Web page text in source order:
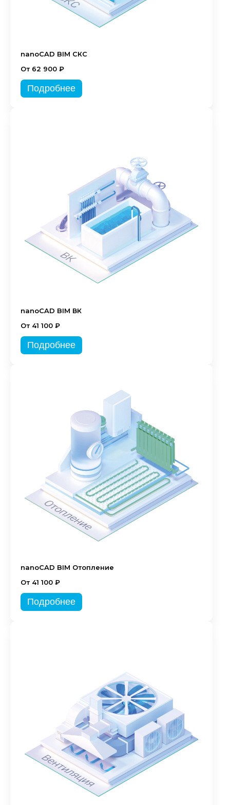
nanoCAD BIM СКС
От 62 900 ₽
Подробнее
nanoCAD BIM ВК
От 41 100 ₽
Подробнее
nanoCAD BIM Отопление
От 41 100 ₽
Подробнее